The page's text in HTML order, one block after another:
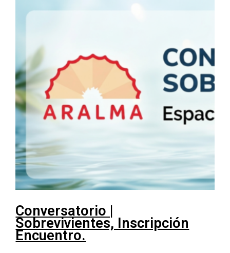
Conversatorio |
Sobrevivientes, Inscripción
Encuentro.